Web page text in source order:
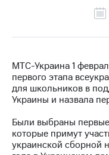
информация
Контакты
Медиа-центр
Пресс-
релизы
МТС
о
МТС-Украина 1
первого этапа
для школьников в
Украины и назвала
Были выбраны
которые примут
украинской сборной